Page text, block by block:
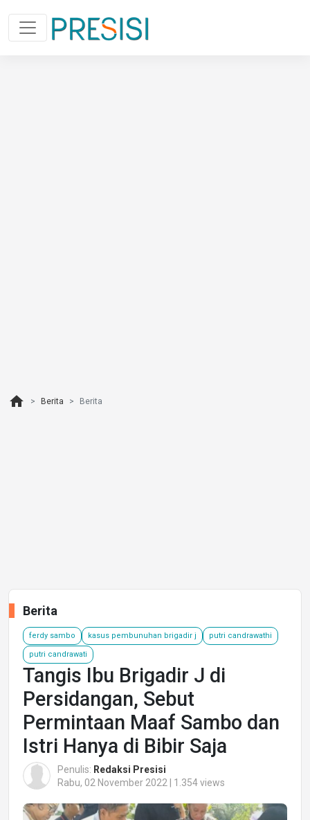
home Berita Berita
Berita
ferdy sambo kasus pembunuhan brigadir j putri candrawathi
putri candrawati
Tangis Ibu Brigadir J di
Persidangan, Sebut
Permintaan Maaf Sambo dan
Istri Hanya di Bibir Saja
Penulis: Redaksi Presisi
Rabu, 02 November 2022 | 1.354 views